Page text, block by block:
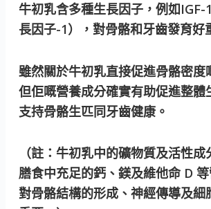
牛初乳含多種生長因子，例如IGF-
長因子-1），對骨骼和牙齒發育好
雖然關於牛初乳直接促進骨骼密度
但佢嘅營養成分確實有助促進整體
支持骨骼生匹同牙齒健康。
（註：牛初乳中的礦物質及活性
膳食中充足的鈣、鎂及維他命 D 等
對骨骼結構的形成、神經傳導及細